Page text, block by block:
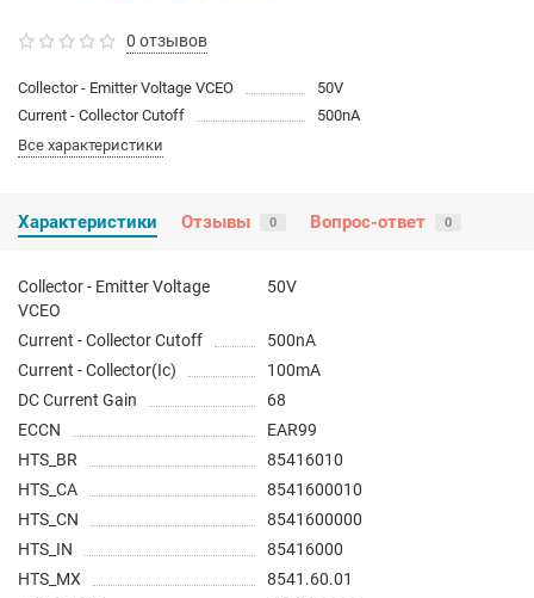
0 отзывов
Collector - Emitter Voltage VCEO
50V
Current - Collector Cutoff
500nA
Все характеристики
Характеристики Отзывы 0 Вопрос-ответ 0
Collector - Emitter Voltage
VCEO
50V
Current - Collector Cutoff
500nA
Current - Collector(Ic)
100mA
DC Current Gain
68
ECCN
EAR99
HTS_BR
85416010
HTS_CA
8541600010
HTS_CN
8541600000
HTS_IN
85416000
HTS_MX
8541.60.01